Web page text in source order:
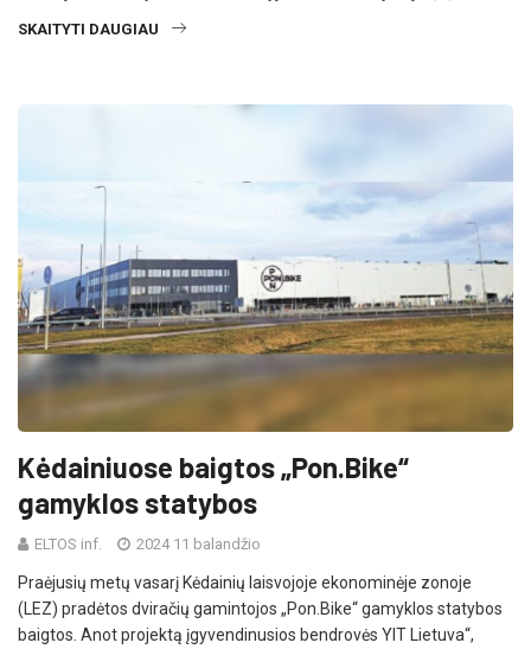
SKAITYTI DAUGIAU
Kėdainiuose baigtos „Pon.Bike“
gamyklos statybos
ELTOS inf. 2024 11 balandžio
Praėjusių metų vasarį Kėdainių laisvojoje ekonominėje zonoje
(LEZ) pradėtos dviračių gamintojos „Pon.Bike“ gamyklos statybos
baigtos. Anot projektą įgyvendinusios bendrovės YIT Lietuva“,